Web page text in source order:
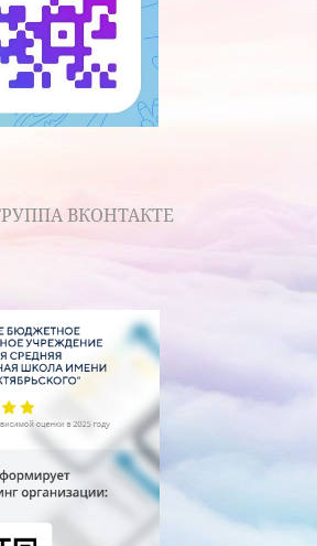
ГРУППА ВКОНТАКТЕ